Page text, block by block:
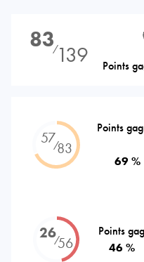
83⁄139 Points
57⁄83
Points
69 %
26⁄56
Points
46 %